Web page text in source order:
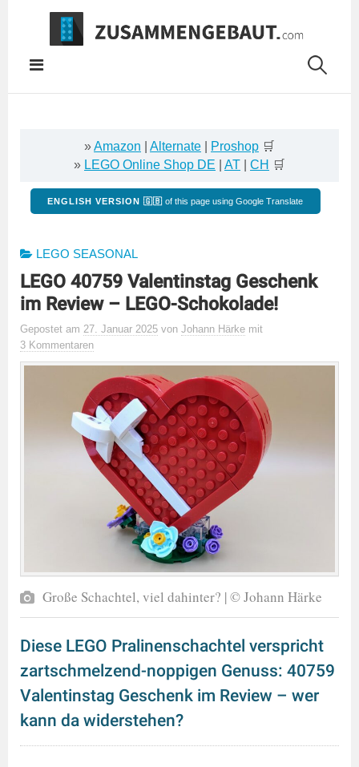
Springe
Inhalt
»Amazon Alternate Proshop 🛒
» LEGO Online Shop DE AT CH 🛒
ENGLISH VERSION 🇬🇧 of this page using Google Translate
LEGO SEASONAL
LEGO 40759 Valentinstag Geschenk
im Review – LEGO-Schokolade!
Gepostet am 27. Januar 2025 von Johann Härke mit
3 Kommentaren
Große Schachtel, viel dahinter? | © Johann Härke
Diese LEGO Pralinenschachtel verspricht
zartschmelzend-noppigen Genuss: 40759
Valentinstag Geschenk im Review – wer
kann da widerstehen?